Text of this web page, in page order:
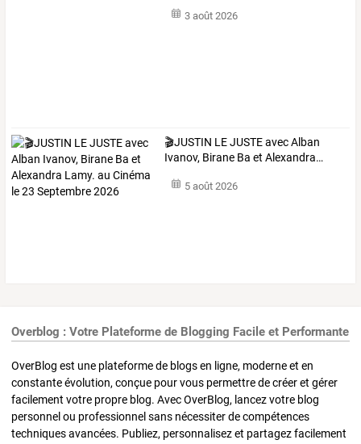
3 août 2026
🎬JUSTIN LEJUSTEavecAlban
Ivanov, Birane Ba et Alexandra…
5 août 2026
Overblog : Votre Plateforme de Blogging Facile et Performante
OverBlog est une plateforme de blogs en ligne, moderne et en
constante évolution, conçue pour vous permettre de créer et gérer
facilement votre propre blog. Avec OverBlog, lancez votre blog
personnel ou professionnel sans nécessiter de compétences
techniques avancées. Publiez, personnalisez et partagez facilement